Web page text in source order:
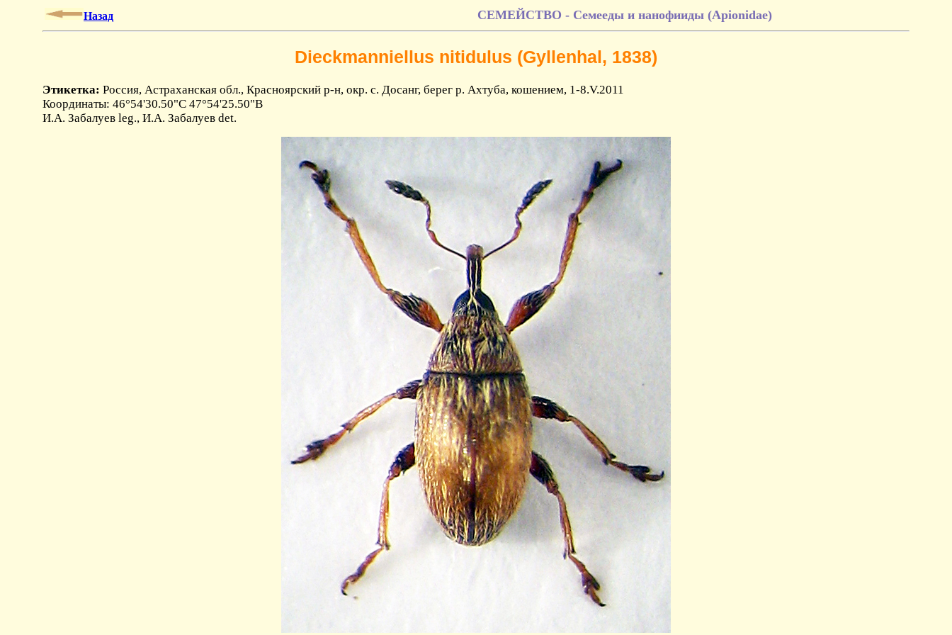
Назад СЕМЕЙСТВО - Семееды и нанофииды (Apionidae)
Dieckmanniellus nitidulus (Gyllenhal, 1838)
Этикетка: Россия, Астраханская обл., Красноярский р-н, окр. с. Досанг, берег р. Ахтуба, кошением, 1-8.V.2011
Координаты: 46°54'30.50"С 47°54'25.50"В
И.А. Забалуев leg., И.А. Забалуев det.